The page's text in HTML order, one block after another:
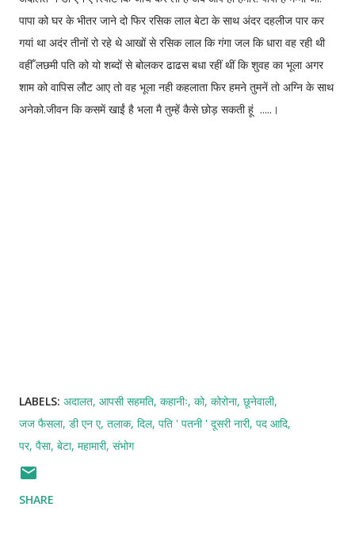
पापा को घर के भीतर जाने दो फिर रसिक लाल बेटा के साथ अंदर दहलीज पार कर
गयां था अदंर तीनों रो रहे थे आखों से रसिक लाल कि गंगा जल कि धारा वह रही थी
वहीँ लछमी पति को यो शब्दों से बोलकर ढाढस बधा रहीं थीं कि शुवह का भूला अगर
शाम को वापिस लौट आए तो वह भूला नही कहलाता फिर हमने तुमनें तो अग्नि के साथ
अनेको.जीवन कि कसमें खाईं है भला मै तुम्हें कैसे छोड़ सकती हूं .....।
LABELS: अदालत आपसी सहमति कहानीः को कोरोना छूनेवाली
जज फैसला डी एन ए तलाक दिल पति ' पतनी ' दूसरी नारी पद आदि
पर पैसा बेटा महामारी संभोग
SHARE